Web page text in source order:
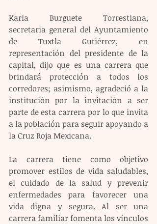
Karla Burguete Torrestiana,
secretaria general del Ayuntamiento
de Tuxtla Gutiérrez, en
representación del presidente de la
capital, dijo que es una carrera que
brindará protección a todos los
corredores; asimismo, agradeció a la
institución por la invitación a ser
parte de esta carrera por lo que invita
a la población para seguir apoyando a
la Cruz Roja Mexicana.
La carrera tiene como objetivo
promover estilos de vida saludables,
el cuidado de la salud y prevenir
enfermedades para favorecer una
vida digna y segura. Al ser una
carrera familiar fomenta los vínculos